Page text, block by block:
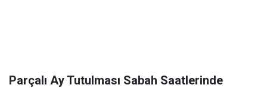
Parçalı Ay Tutulması Sabah Saatlerinde